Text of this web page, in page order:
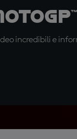
incredibili e